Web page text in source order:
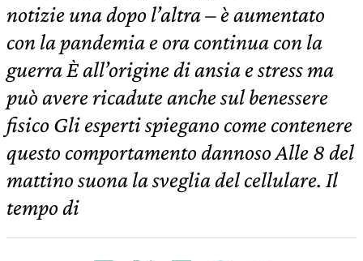
notizie una dopo l’altra – è aumentato
con la pandemia e ora continua con la
guerra È all’origine di ansia e stress ma
può avere ricadute anche sul benessere
fisico Gli esperti spiegano come contenere
questo comportamento dannoso Alle 8 del
mattino suona la sveglia del cellulare. Il
tempo di